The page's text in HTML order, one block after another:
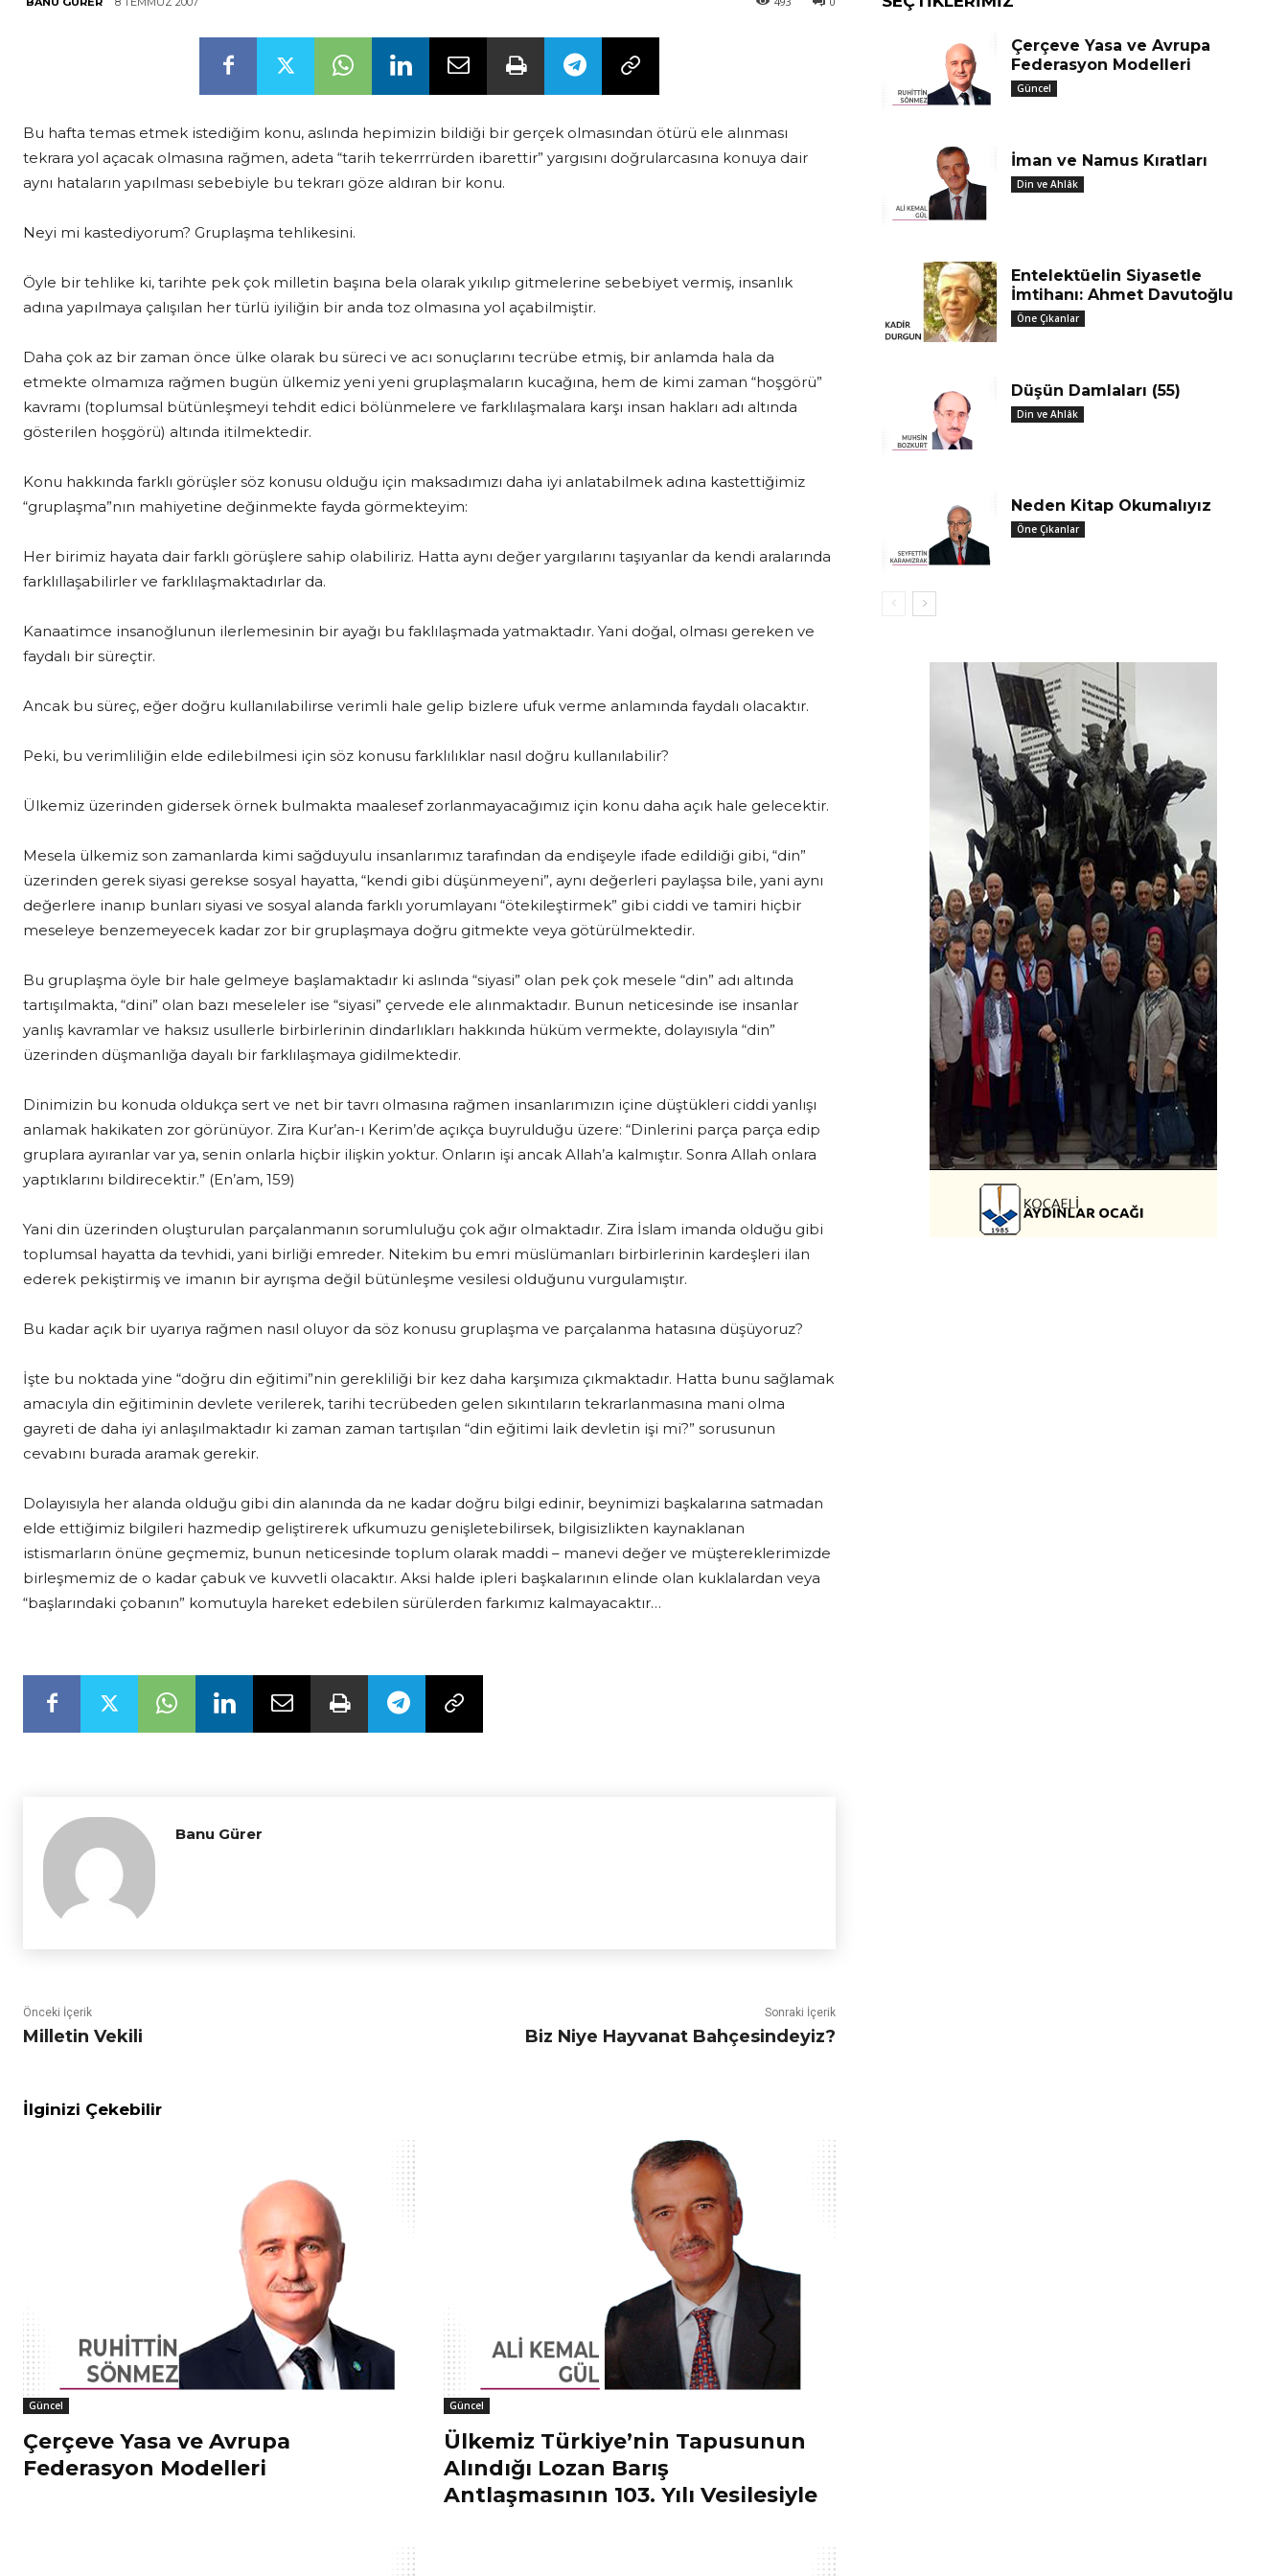
Bu hafta temas etmek istediğim konu, aslında hepimizin bildiği bir gerçek olmasından ötürü ele alınması
tekrara yol açacak olmasına rağmen, adeta “tarih tekerrrürden ibarettir” yargısını doğrularcasına konuya dair
aynı hataların yapılması sebebiyle bu tekrarı göze aldıran bir konu.
Neyi mi kastediyorum? Gruplaşma tehlikesini.
Öyle bir tehlike ki, tarihte pek çok milletin başına bela olarak yıkılıp gitmelerine sebebiyet vermiş, insanlık
adına yapılmaya çalışılan her türlü iyiliğin bir anda toz olmasına yol açabilmiştir.
Daha çok az bir zaman önce ülke olarak bu süreci ve acı sonuçlarını tecrübe etmiş, bir anlamda hala da
etmekte olmamıza rağmen bugün ülkemiz yeni yeni gruplaşmaların kucağına, hem de kimi zaman “hoşgörü”
kavramı (toplumsal bütünleşmeyi tehdit edici bölünmelere ve farklılaşmalara karşı insan hakları adı altında
gösterilen hoşgörü) altında itilmektedir.
Konu hakkında farklı görüşler söz konusu olduğu için maksadımızı daha iyi anlatabilmek adına kastettiğimiz
“gruplaşma”nın mahiyetine değinmekte fayda görmekteyim:
Her birimiz hayata dair farklı görüşlere sahip olabiliriz. Hatta aynı değer yargılarını taşıyanlar da kendi aralarında
farklıllaşabilirler ve farklılaşmaktadırlar da.
Kanaatimce insanoğlunun ilerlemesinin bir ayağı bu faklılaşmada yatmaktadır. Yani doğal, olması gereken ve
faydalı bir süreçtir.
Ancak bu süreç, eğer doğru kullanılabilirse verimli hale gelip bizlere ufuk verme anlamında faydalı olacaktır.
Peki, bu verimliliğin elde edilebilmesi için söz konusu farklılıklar nasıl doğru kullanılabilir?
Ülkemiz üzerinden gidersek örnek bulmakta maalesef zorlanmayacağımız için konu daha açık hale gelecektir.
Mesela ülkemiz son zamanlarda kimi sağduyulu insanlarımız tarafından da endişeyle ifade edildiği gibi, “din”
üzerinden gerek siyasi gerekse sosyal hayatta, “kendi gibi düşünmeyeni”, aynı değerleri paylaşsa bile, yani aynı
değerlere inanıp bunları siyasi ve sosyal alanda farklı yorumlayanı “ötekileştirmek” gibi ciddi ve tamiri hiçbir
meseleye benzemeyecek kadar zor bir gruplaşmaya doğru gitmekte veya götürülmektedir.
Bu gruplaşma öyle bir hale gelmeye başlamaktadır ki aslında “siyasi” olan pek çok mesele “din” adı altında
tartışılmakta, “dini” olan bazı meseleler ise “siyasi” çervede ele alınmaktadır. Bunun neticesinde ise insanlar
yanlış kavramlar ve haksız usullerle birbirlerinin dindarlıkları hakkında hüküm vermekte, dolayısıyla “din”
üzerinden düşmanlığa dayalı bir farklılaşmaya gidilmektedir.
Dinimizin bu konuda oldukça sert ve net bir tavrı olmasına rağmen insanlarımızın içine düştükleri ciddi yanlışı
anlamak hakikaten zor görünüyor. Zira Kur’an-ı Kerim’de açıkça buyrulduğu üzere: “Dinlerini parça parça edip
gruplara ayıranlar var ya, senin onlarla hiçbir ilişkin yoktur. Onların işi ancak Allah’a kalmıştır. Sonra Allah onlara
yaptıklarını bildirecektir.” (En’am, 159)
Yani din üzerinden oluşturulan parçalanmanın sorumluluğu çok ağır olmaktadır. Zira İslam imanda olduğu gibi
toplumsal hayatta da tevhidi, yani birliği emreder. Nitekim bu emri müslümanları birbirlerinin kardeşleri ilan
ederek pekiştirmiş ve imanın bir ayrışma değil bütünleşme vesilesi olduğunu vurgulamıştır.
Bu kadar açık bir uyarıya rağmen nasıl oluyor da söz konusu gruplaşma ve parçalanma hatasına düşüyoruz?
İşte bu noktada yine “doğru din eğitimi”nin gerekliliği bir kez daha karşımıza çıkmaktadır. Hatta bunu sağlamak
amacıyla din eğitiminin devlete verilerek, tarihi tecrübeden gelen sıkıntıların tekrarlanmasına mani olma
gayreti de daha iyi anlaşılmaktadır ki zaman zaman tartışılan “din eğitimi laik devletin işi mi?” sorusunun
cevabını burada aramak gerekir.
Dolayısıyla her alanda olduğu gibi din alanında da ne kadar doğru bilgi edinir, beynimizi başkalarına satmadan
elde ettiğimiz bilgileri hazmedip geliştirerek ufkumuzu genişletebilirsek, bilgisizlikten kaynaklanan
istismarların önüne geçmemiz, bunun neticesinde toplum olarak maddi – manevi değer ve müştereklerimizde
birleşmemiz de o kadar çabuk ve kuvvetli olacaktır. Aksi halde ipleri başkalarının elinde olan kuklalardan veya
“başlarındaki çobanın” komutuyla hareket edebilen sürülerden farkımız kalmayacaktır…
Banu Gürer
Önceki İçerik
Milletin Vekili
Sonraki İçerik
Biz Niye Hayvanat Bahçesindeyiz?
İlginizi Çekebilir
Güncel
Çerçeve Yasa ve Avrupa
Federasyon Modelleri
Güncel
Ülkemiz Türkiye’nin Tapusunun
Alındığı Lozan Barış
Antlaşmasının 103. Yılı Vesilesiyle
Çerçeve Yasa ve Avrupa
Federasyon Modelleri
Güncel
İman ve Namus Kıratları
Din ve Ahlâk
Entelektüelin Siyasetle
İmtihanı: Ahmet Davutoğlu
Öne Çıkanlar
Düşün Damlaları (55)
Din ve Ahlâk
Neden Kitap Okumalıyız
Öne Çıkanlar